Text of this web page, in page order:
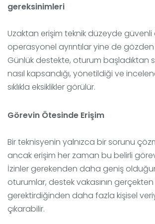
gereksinimleri
Uzaktan erişim teknik düzeyde güvenli
operasyonel ayrıntılar yine de
Günlük destekte, oturum başladıktan
nasıl kapsandığı, yönetildiği ve
sıklıkla eksiklikler görülür.
Görevin Ötesinde Erişim
Bir teknisyenin yalnızca bir sorunu
ancak erişim her zaman bu belirli
İzinler gerekenden daha geniş
oturumlar, destek vakasının gerçekten
gerektirdiğinden daha fazla kişisel
çıkarabilir.